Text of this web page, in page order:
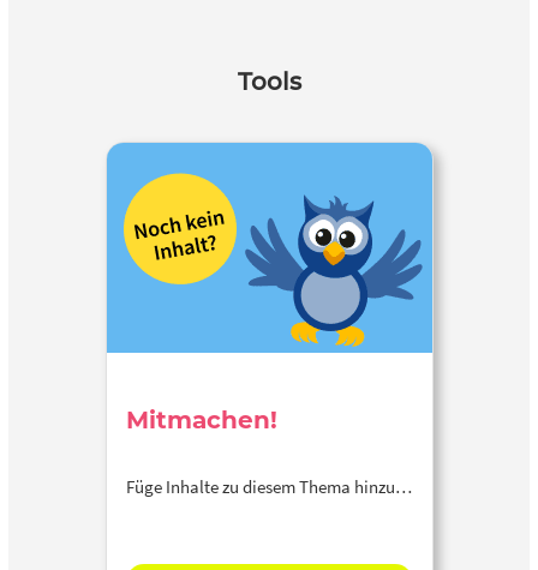
Tools
Mitmachen!
Füge Inhalte zu diesem Thema hinzu…